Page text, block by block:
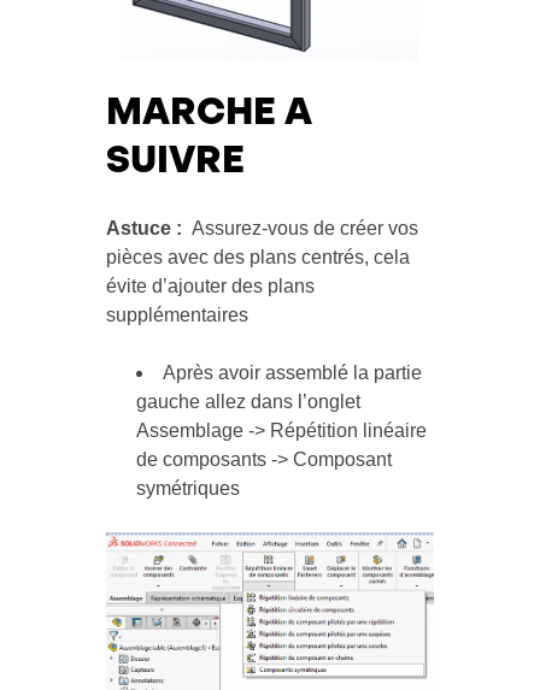
MARCHE A
SUIVRE
Astuce : Assurez-vous de créer vos
pièces avec des plans centrés, cela
évite d’ajouter des plans
supplémentaires
Après avoir assemblé la partie
gauche allez dans l’onglet
Assemblage -> Répétition linéaire
de composants -> Composant
symétriques